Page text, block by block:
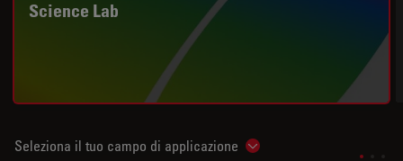
Science Lab
Seleziona il tuo campo di applicazione Show subnavigation